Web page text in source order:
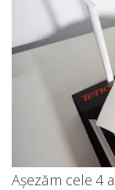
Așezăm cele 4